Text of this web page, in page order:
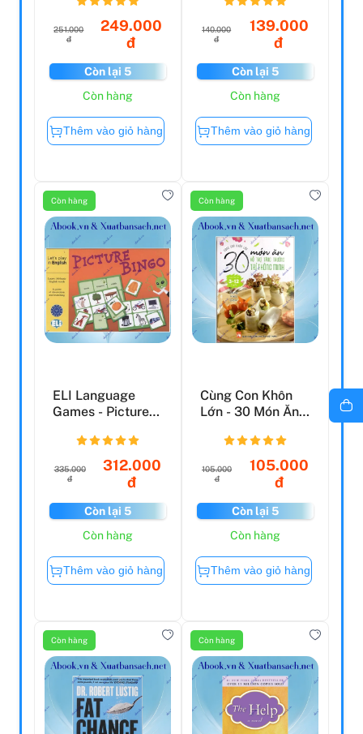
Ausgab...
251.000
đ
249.000
đ
Còn lại 5
Còn hàng
Thêm vào giỏ hàng
140.000
đ
139.000
đ
Còn lại 5
Còn hàng
Thêm vào giỏ hàng
Còn hàng
ELI Language
Games - Picture
335.000
đ
312.000
đ
Còn lại 5
Còn hàng
Thêm vào giỏ hàng
Còn hàng
Cùng Con Khôn
Lớn - 30 Món Ăn
Trưởng T...
105.000
đ
105.000
đ
Còn lại 5
Còn hàng
Thêm vào giỏ hàng
Còn hàng Còn hàng